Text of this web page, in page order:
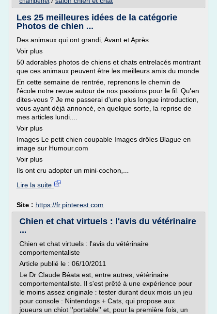
Les 25 meilleures idées de la catégorie
Photos de chien ...
Des animaux qui ont grandi, Avant et Après
Voir plus
50 adorables photos de chiens et chats entrelacés montrant
que ces animaux peuvent être les meilleurs amis du monde
En cette semaine de rentrée, reprenons le chemin de
l'école notre revue autour de nos passions pour le fil. Qu'en
dites-vous ? Je me passerai d'une plus longue introduction,
vous ayant déjà annoncé, en quelque sorte, la reprise de
mes articles lundi....
Voir plus
Images Le petit chien coupable Images drôles Blague en
image sur Humour.com
Voir plus
Ils ont cru adopter un mini-cochon,...
Lire la suite
Site : https://fr.pinterest.com
Chien et chat virtuels : l'avis du vétérinaire
...
Chien et chat virtuels : l'avis du vétérinaire
comportementaliste
Article publié le : 06/10/2011
Le Dr Claude Béata est, entre autres, vétérinaire
comportementaliste. Il s'est prêté à une expérience pour
le moins assez originale : tester durant deux mois un jeu
pour console : Nintendogs + Cats, qui propose aux
joueurs un chiot ''portable'' et, pour la première fois, un